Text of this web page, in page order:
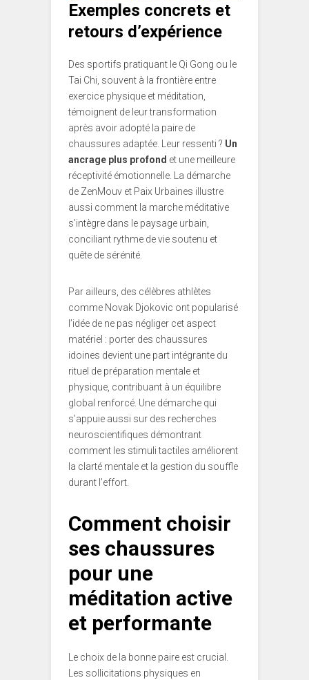
Exemples concrets et
retours d’expérience
Des sportifs pratiquant le Qi Gong ou le
Tai Chi, souvent à la frontière entre
exercice physique et méditation,
témoignent de leur transformation
après avoir adopté la paire de
chaussures adaptée. Leur ressenti ? Un
ancrage plus profond et une meilleure
réceptivité émotionnelle. La démarche
de ZenMouv et Paix Urbaines illustre
aussi comment la marche méditative
s’intègre dans le paysage urbain,
conciliant rythme de vie soutenu et
quête de sérénité.
Par ailleurs, des célèbres athlètes
comme Novak Djokovic ont popularisé
l’idée de ne pas négliger cet aspect
matériel : porter des chaussures
idoines devient une part intégrante du
rituel de préparation mentale et
physique, contribuant à un équilibre
global renforcé. Une démarche qui
s’appuie aussi sur des recherches
neuroscientifiques démontrant
comment les stimuli tactiles améliorent
la clarté mentale et la gestion du souffle
durant l’effort.
Comment choisir
ses chaussures
pour une
méditation active
et performante
Le choix de la bonne paire est crucial.
Les sollicitations physiques en